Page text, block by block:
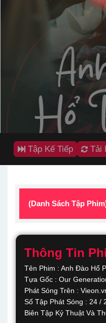
Tập Kế Tiếp Tải
(Danh Sách Tập
Thông Tin
Tên Phim : Anh Đào Hổ
Tựa Gốc : Our
Phát Sóng Trên :
Số Tập Phát Sóng : 24 /
Biên Tập Kỷ Thuật Và